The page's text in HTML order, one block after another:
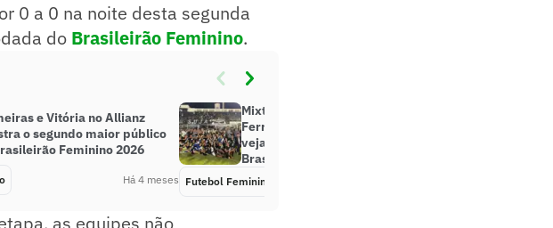
0 a 0 na noite desta segunda
do Brasileirão Feminino.
e Vitória no Allianz
o segundo maior público
Feminino 2026
Há 4 meses
Mixto vence a primeira na A1,
Ferroviária e Grêmio empatam:
veja resultados deste sábado no
Brasileirão Feminino
Futebol Feminino